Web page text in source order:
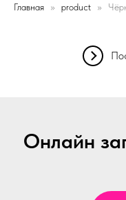
Главная product
Онлайн